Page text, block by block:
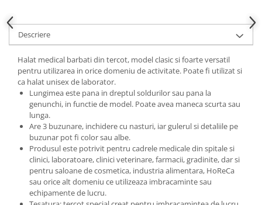
Descriere
Halat medical barbati din tercot, model clasic si foarte versatil
pentru utilizarea in orice domeniu de activitate. Poate fi utilizat si
ca halat unisex de laborator.
Lungimea este pana in dreptul soldurilor sau pana la
genunchi, in functie de model. Poate avea maneca scurta sau
lunga.
Are 3 buzunare, inchidere cu nasturi, iar gulerul si detaliile pe
buzunar pot fi color sau albe.
Produsul este potrivit pentru cadrele medicale din spitale si
clinici, laboratoare, clinici veterinare, farmacii, gradinite, dar si
pentru saloane de cosmetica, industria alimentara, HoReCa
sau orice alt domeniu ce utilizeaza imbracaminte sau
echipamente de lucru.